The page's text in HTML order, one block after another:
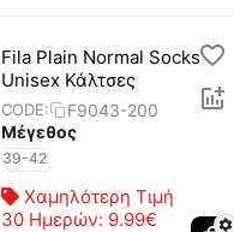
Fila Plain Normal Socks
Unisex Κάλτσες
CODE:
F9043-200
Μέγεθος
39-42
Χαμηλότερη Τιμή
30 Ημερών: 9.99€